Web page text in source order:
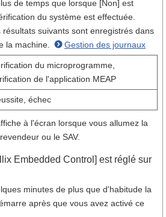
de temps que lorsque [Non] est
du système est effectuée.
suivants sont enregistrés dans
la machine.
Gestion des journaux
du microprogramme,
de l'application MEAP
échec
à l'écran lorsque vous allumez la
ou le SAV.
Embedded Control] est réglé sur
minutes de plus que d'habitude la
après que vous avez activé ce